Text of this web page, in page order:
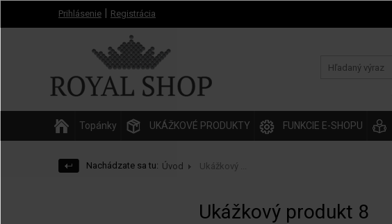
Prihlásenie | Registrácia
Topánky UKÁŽKOVÉ PRODUKTY FUNKCIE E-SHOPU
Nachádzate sa tu: Úvod Ukážkový ...
Ukážkový produkt 8